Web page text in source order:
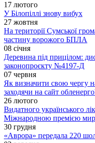
17 лютого
У Білопіллі знову вибух
27 жовтня
На території Сумської
частину ворожого БПЛА
08 січня
Деревина під прицілом:
законопроєкту №4197-Д
07 червня
Як визначити свою чергу
заходячи на сайт
26 лютого
Видатного українського
Міжнародною премією
30 грудня
«Аврора» передала 220